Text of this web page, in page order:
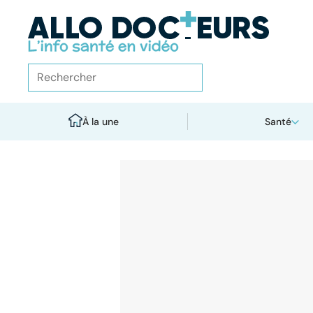
À la une Santé